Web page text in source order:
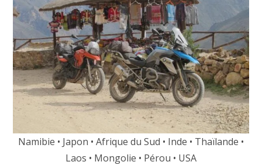
Namibie • Japon • Afrique du Sud • Inde • Thaïlande •
Laos • Mongolie • Pérou • USA